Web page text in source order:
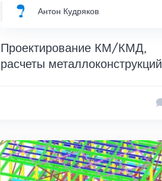
Антон Кудряков
Проектирование КМ/КМД,
расчеты металлоконструкций